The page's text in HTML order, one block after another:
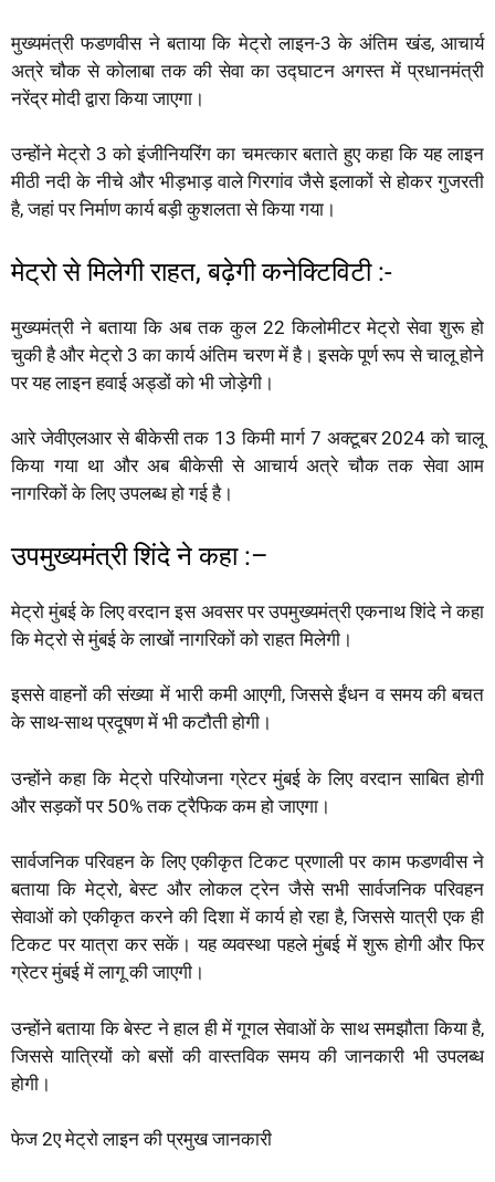
मुख्यमंत्री फडणवीस ने बताया कि मेट्रो लाइन-3 के अंतिम खंड, आचार्य
अत्रे चौक से कोलाबा तक की सेवा का उद्घाटन अगस्त में प्रधानमंत्री
नरेंद्र मोदी द्वारा किया जाएगा।
उन्होंने मेट्रो 3 को इंजीनियरिंग का चमत्कार बताते हुए कहा कि यह लाइन
मीठी नदी के नीचे और भीड़भाड़ वाले गिरगांव जैसे इलाकों से होकर गुजरती
है, जहां पर निर्माण कार्य बड़ी कुशलता से किया गया।
मेट्रो से मिलेगी राहत, बढ़ेगी कनेक्टिविटी :-
मुख्यमंत्री ने बताया कि अब तक कुल 22 किलोमीटर मेट्रो सेवा शुरू हो
चुकी है और मेट्रो 3 का कार्य अंतिम चरण में है। इसके पूर्ण रूप से चालू होने
पर यह लाइन हवाई अड्डों को भी जोड़ेगी।
आरे जेवीएलआर से बीकेसी तक 13 किमी मार्ग 7 अक्टूबर 2024 को चालू
किया गया था और अब बीकेसी से आचार्य अत्रे चौक तक सेवा आम
नागरिकों के लिए उपलब्ध हो गई है।
उपमुख्यमंत्री शिंदे ने कहा :–
मेट्रो मुंबई के लिए वरदान इस अवसर पर उपमुख्यमंत्री एकनाथ शिंदे ने कहा
कि मेट्रो से मुंबई के लाखों नागरिकों को राहत मिलेगी।
इससे वाहनों की संख्या में भारी कमी आएगी, जिससे ईंधन व समय की बचत
के साथ-साथ प्रदूषण में भी कटौती होगी।
उन्होंने कहा कि मेट्रो परियोजना ग्रेटर मुंबई के लिए वरदान साबित होगी
और सड़कों पर 50% तक ट्रैफिक कम हो जाएगा।
सार्वजनिक परिवहन के लिए एकीकृत टिकट प्रणाली पर काम फडणवीस ने
बताया कि मेट्रो, बेस्ट और लोकल ट्रेन जैसे सभी सार्वजनिक परिवहन
सेवाओं को एकीकृत करने की दिशा में कार्य हो रहा है, जिससे यात्री एक ही
टिकट पर यात्रा कर सकें। यह व्यवस्था पहले मुंबई में शुरू होगी और फिर
ग्रेटर मुंबई में लागू की जाएगी।
उन्होंने बताया कि बेस्ट ने हाल ही में गूगल सेवाओं के साथ समझौता किया है,
जिससे यात्रियों को बसों की वास्तविक समय की जानकारी भी उपलब्ध
होगी।
फेज 2ए मेट्रो लाइन की प्रमुख जानकारी